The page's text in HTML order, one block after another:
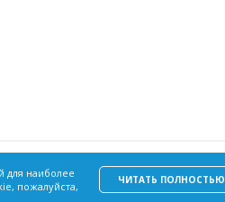
для наиболее
пожалуйста,
ЧИТАТЬ ПОЛНОСТЬЮ
Согласие
на обработку